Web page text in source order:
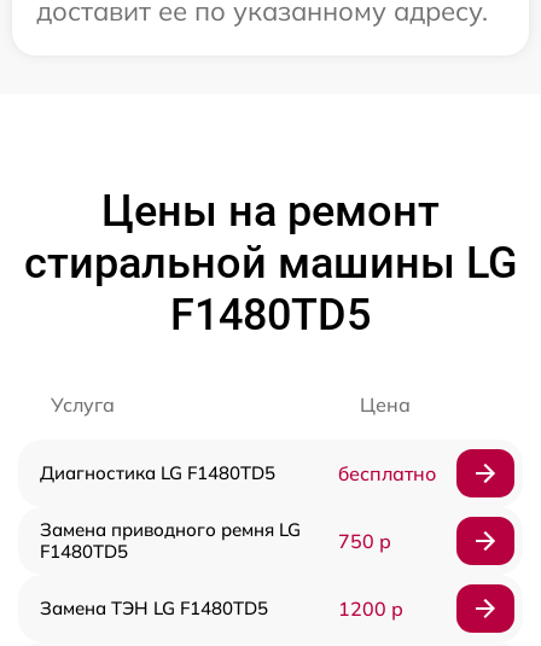
доставит ее по указанному адресу.
Цены на ремонт
стиральной машины LG
F1480TD5
Услуга Цена
Диагностика LG F1480TD5 бесплатно
Замена приводного ремня LG
F1480TD5
750 р
Замена ТЭН LG F1480TD5 1200 р